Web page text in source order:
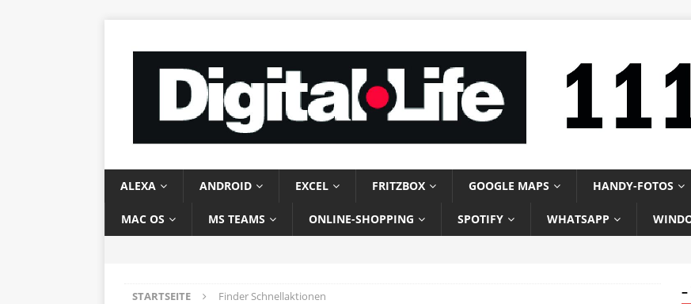
ALEXA ANDROID EXCEL FRITZBOX GOOGLE MAPS HANDY-FOTOS
MAC OS MS TEAMS ONLINE-SHOPPING SPOTIFY WHATSAPP
STARTSEITE Finder Schnellaktionen